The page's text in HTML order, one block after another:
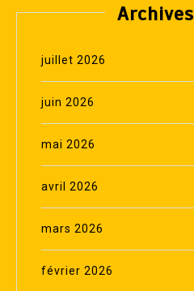
Archives
juillet 2026
juin 2026
mai 2026
avril 2026
mars 2026
février 2026